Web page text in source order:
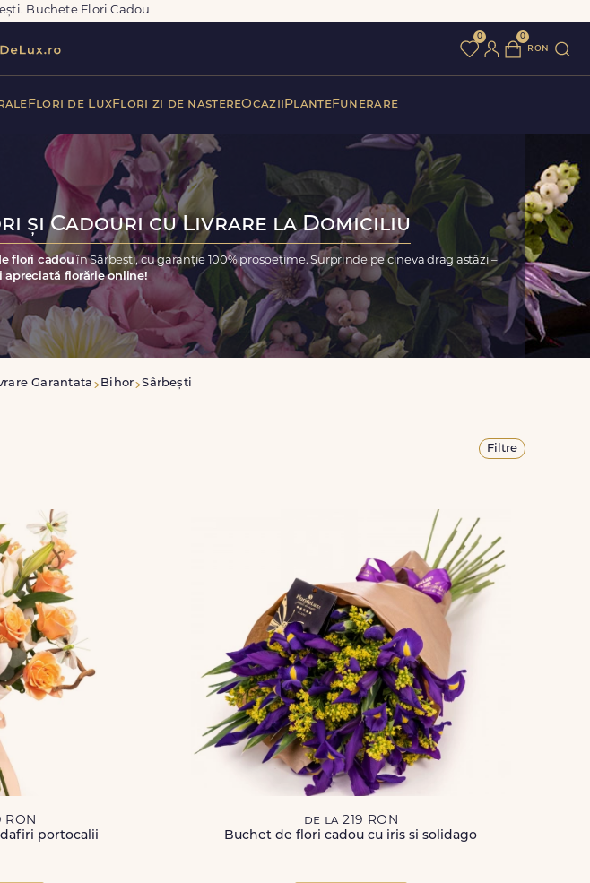
Buchete Flori Cadou
0 0
ron
Flori de LuxFlori zi de nastereOcazii PlanteFunerare
și Cadouri cu Livrare la Domiciliu
flori cadou în Sârbești, cu garanție 100% prospețime. Surprinde pe cineva drag astăzi –
florărie online!
Garantata Bihor Sârbești
Filtre
RON
portocalii
de la 219 RON
Buchet de flori cadou cu iris si solidago